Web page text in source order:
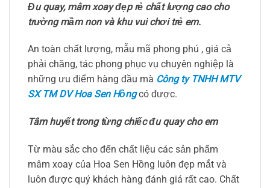
Đu quay, mâm xoay đẹp rẻ chất lượng cao cho
trường mầm non và khu vui chơi trẻ em.
An toàn chất lượng, mẫu mã phong phú , giá cả
phải chăng, tác phong phục vụ chuyên nghiệp là
những ưu điểm hàng đầu mà Công ty TNHH MTV
SX TM DV Hoa Sen Hồngcó được.
Tâm huyết trong từng chiếc đu quay cho em
Từ màu sắc cho đến chất liệu các sản phẩm
mâm xoay của Hoa Sen Hồng luôn đẹp mắt và
luôn được quý khách hàng đánh giá rất cao. Chất